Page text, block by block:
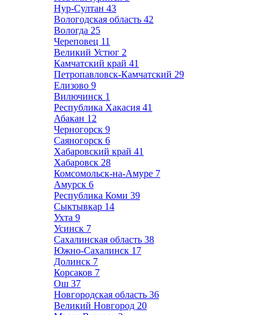
Нур-Султан 43
Вологодская область 42
Вологда 25
Череповец 11
Великий Устюг 2
Камчатский край 41
Петропавловск-Камчатский 29
Елизово 9
Вилючинск 1
Республика Хакасия 41
Абакан 12
Черногорск 9
Саяногорск 6
Хабаровский край 41
Хабаровск 28
Комсомольск-на-Амуре 7
Амурск 6
Республика Коми 39
Сыктывкар 14
Ухта 9
Усинск 7
Сахалинская область 38
Южно-Сахалинск 17
Долинск 7
Корсаков 7
Ош 37
Новгородская область 36
Великий Новгород 20